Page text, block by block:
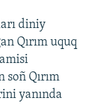
diniy
Qırım uquq
Qırım
yanında